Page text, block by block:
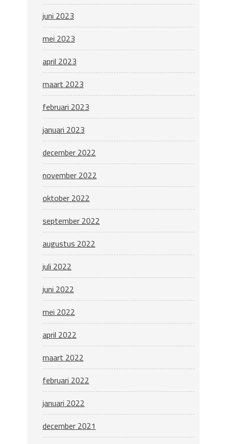
juni 2023
mei 2023
april 2023
maart 2023
februari 2023
januari 2023
december 2022
november 2022
oktober 2022
september 2022
augustus 2022
juli 2022
juni 2022
mei 2022
april 2022
maart 2022
februari 2022
januari 2022
december 2021